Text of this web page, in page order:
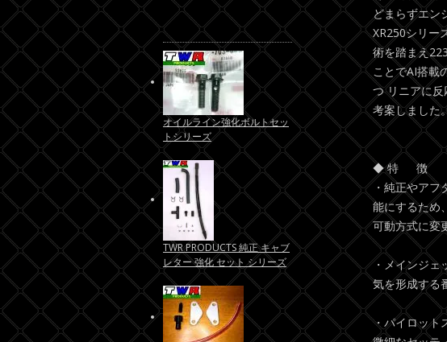
どまらずエン
XR250シリー
術を踏まえ
ことでAI搭載
つ リニアに
考案しました
◆ 特 徴
・純正やアフ
能にするため
可動方式に変
・メインジェ
気を形成する
・パイロット
オイルライン強化ボルトセッ
トシリーズ
TWR PRODUCTS 純正 キャブ
レター 強化 セット シリーズ